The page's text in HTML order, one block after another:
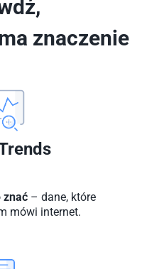
znaczenie
znać – dane, które
mówi internet.